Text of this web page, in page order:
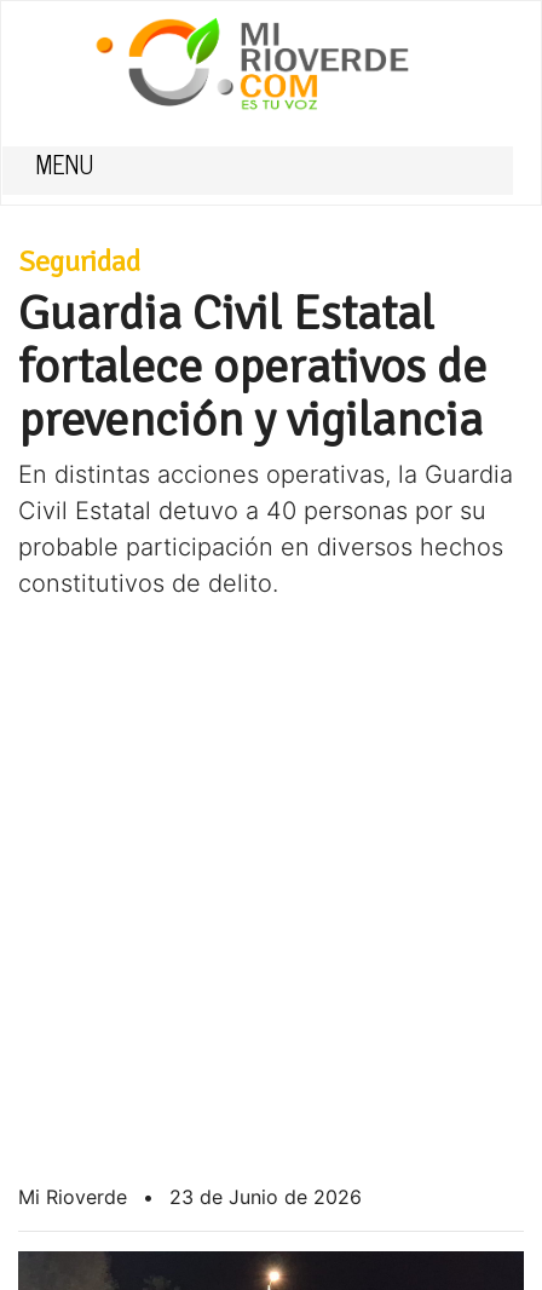
MENU
Seguridad
Guardia Civil Estatal
fortalece operativos de
prevención y vigilancia
En distintas acciones operativas, la Guardia
Civil Estatal detuvo a 40 personas por su
probable participación en diversos hechos
constitutivos de delito.
Mi Rioverde • 23 de Junio de 2026